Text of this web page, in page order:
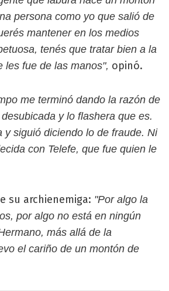
persona como yo que salió de
mantener en los medios
tenés que tratar bien a la
les fue de las manos", opinó.
me terminó dando la razón de
y lo flashera que es.
y siguió diciendo lo de fraude. Ni
con Telefe, que fue quien le
su archienemiga: "Por algo la
por algo no está en ningún
más allá de la
el cariño de un montón de